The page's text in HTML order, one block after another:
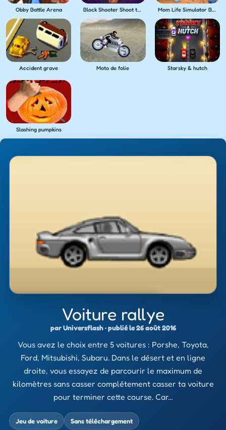
Voiture rallye
par Universflash · publié le 26 août 2016
Vous avez le choix entre 5 voitures : Porshe, Toyota,
Ford, Mitsubishi, Subaru. Dans le désert et en ligne
droite, vous essayez de parcourir le maximum de
kilomètres sans casser complétement casser ta voiture
pour terminer cette course. Car…
Jeu de voiture Sans téléchargement
Obby Battle Arena Block Shooter Shoot the Blocks! Mom Life Simulator Baby Care
Accident grave Moto de folie Starsky & hutch
Slashing pumpkins